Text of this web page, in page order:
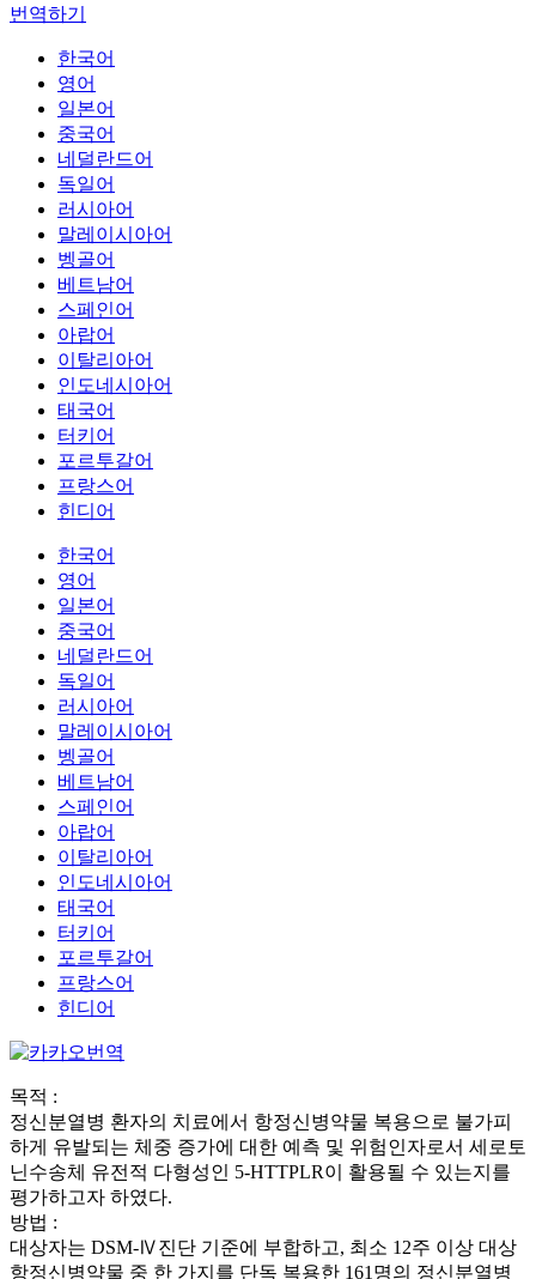
번역하기
한국어
영어
일본어
중국어
네덜란드어
독일어
러시아어
말레이시아어
벵골어
베트남어
스페인어
아랍어
이탈리아어
인도네시아어
태국어
터키어
포르투갈어
프랑스어
힌디어
한국어
영어
일본어
중국어
네덜란드어
독일어
러시아어
말레이시아어
벵골어
베트남어
스페인어
아랍어
이탈리아어
인도네시아어
태국어
터키어
포르투갈어
프랑스어
힌디어
목적 :
정신분열병 환자의 치료에서 항정신병약물 복용으로 불가피
하게 유발되는 체중 증가에 대한 예측 및 위험인자로서 세로토
닌수송체 유전적 다형성인 5-HTTPLR이 활용될 수 있는지를
평가하고자 하였다.
방법 :
대상자는 DSM-Ⅳ진단 기준에 부합하고, 최소 12주 이상 대상
항정신병약물 중 한 가지를 단독 복용한 161명의 정신분열병